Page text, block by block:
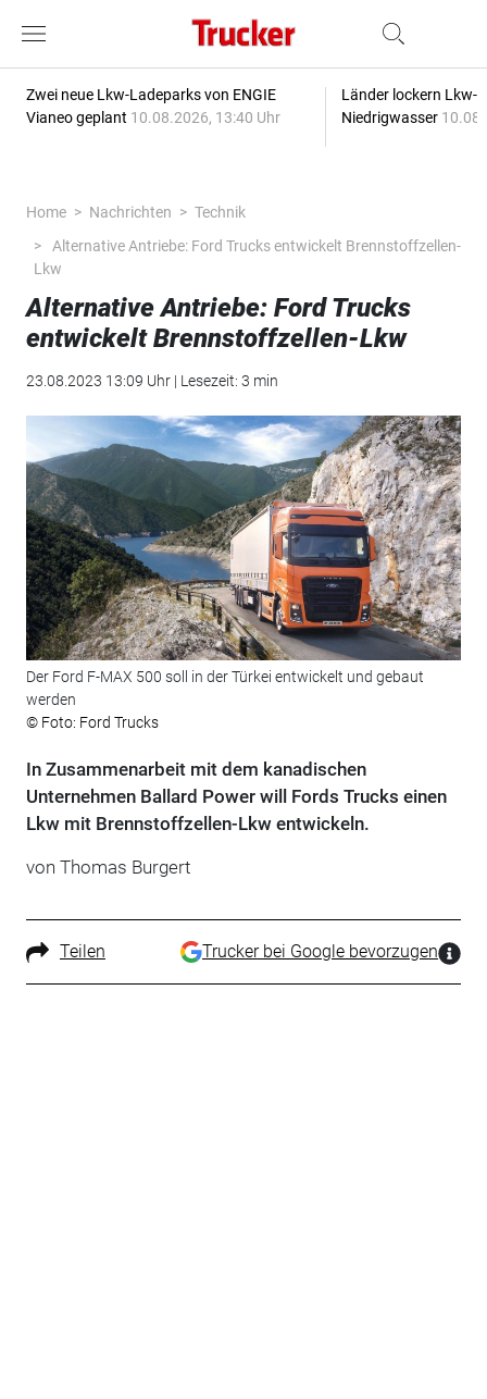
Zwei neue Lkw-Ladeparks von ENGIE
Vianeo geplant 10.08.2026, 13:40 Uhr
Länder lockern Lkw-
Niedrigwasser
Home Nachrichten
Technik
Alternative Antriebe: Ford Trucks entwickelt Brennstoffzellen-
Lkw
Alternative Antriebe: Ford Trucks
entwickelt Brennstoffzellen-Lkw
23.08.2023 13:09 Uhr | Lesezeit: 3 min
Der Ford F-MAX 500 soll in der Türkei entwickelt und gebaut
werden
© Foto: Ford Trucks
In Zusammenarbeit mit dem kanadischen
Unternehmen Ballard Power will Fords Trucks einen
Lkw mit Brennstoffzellen-Lkw entwickeln.
von Thomas Burgert
Teilen Trucker bei Google bevorzugen